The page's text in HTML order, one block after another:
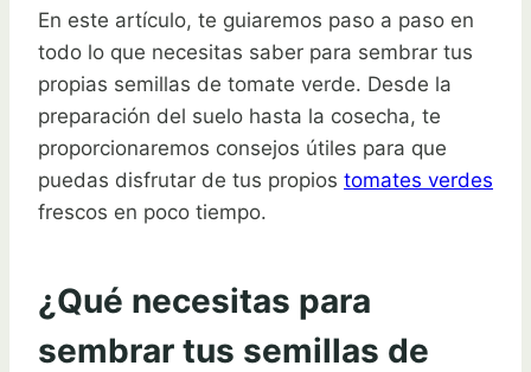
En este artículo, te guiaremos paso a paso en
todo lo que necesitas saber para sembrar tus
propias semillas de tomate verde. Desde la
preparación del suelo hasta la cosecha, te
proporcionaremos consejos útiles para que
puedas disfrutar de tus propios tomates verdes
frescos en poco tiempo.
¿Qué necesitas para
sembrar tus semillas de